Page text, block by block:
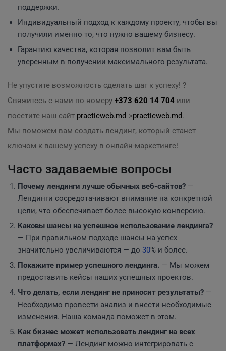
поддержки.
Индивидуальный подход к каждому проекту, чтобы вы
получили именно то, что нужно вашему бизнесу.
Гарантию качества, которая позволит вам быть
уверенным в получении максимального результата.
Не упустите возможность сделать шаг к успеху! ?
Свяжитесь с нами по номеру +373 620 14 704 или
посетите наш сайт practicweb.md">practicweb.md.
Мы поможем вам создать лендинг, который станет
ключом к вашему успеху в онлайн-маркетинге!
Часто задаваемые вопросы
Почему лендинги лучше обычных веб-сайтов? —
Лендинги сосредотачивают внимание на конкретной
цели, что обеспечивает более высокую конверсию.
Каковы шансы на успешное использование лендинга?
— При правильном подходе шансы на успех
значительно увеличиваются — до 30% и более.
Покажите пример успешного лендинга. — Мы можем
предоставить кейсы наших успешных проектов.
Что делать, если лендинг не приносит результаты? —
Необходимо провести анализ и внести необходимые
изменения. Наша команда поможет в этом.
Как бизнес может использовать лендинг на всех
платформах? — Лендинг можно интегрировать с